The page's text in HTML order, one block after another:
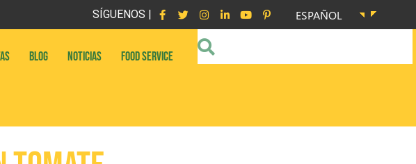
SÍGUENOS | ESPAÑOL
BLOG NOTICIAS FOOD SERVICE